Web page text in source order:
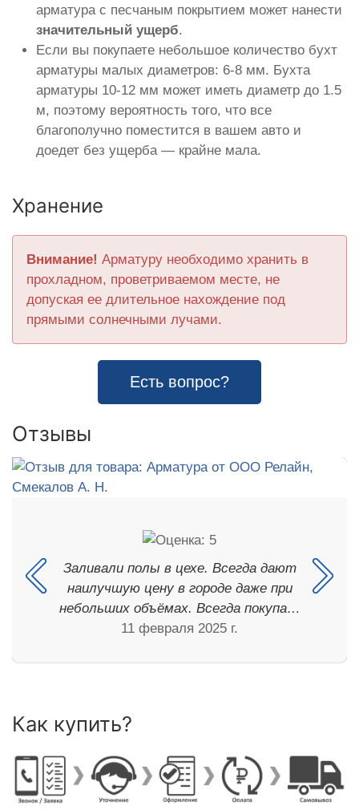
арматура с песчаным покрытием может нанести
значительный ущерб.
Если вы покупаете небольшое количество бухт
арматуры малых диаметров: 6-8 мм. Бухта
арматуры 10-12 мм может иметь диаметр до 1.5
м, поэтому вероятность того, что все
благополучно поместится в вашем авто и
доедет без ущерба — крайне мала.
Хранение
Внимание! Арматуру необходимо хранить в
прохладном, проветриваемом месте, не
допуская ее длительное нахождение под
прямыми солнечными лучами.
Есть вопрос?
Отзывы
Заливали полы в цехе. Всегда дают
наилучшую цену в городе даже при
небольших объёмах. Всегда покупа…
11 февраля 2025 г.
Как купить?